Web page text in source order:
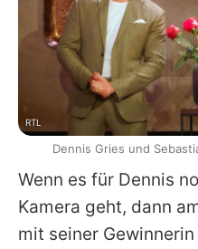
Wenn es für Dennis
Kamera geht, dann
mit seiner
RTL
Dennis Gries und